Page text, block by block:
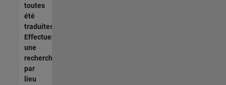
toutes
été
traduites.
Effectuez
une
recherche
par
lieu